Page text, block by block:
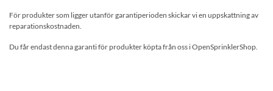
För produkter som ligger utanför garantiperioden skickar vi en uppskattning av
reparationskostnaden.
Du får endast denna garanti för produkter köpta från oss i OpenSprinklerShop.